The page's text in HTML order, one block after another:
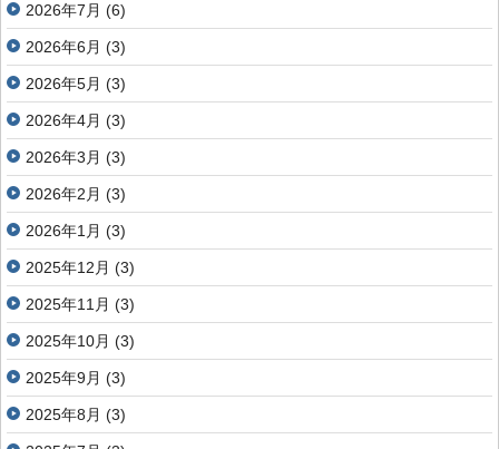
2026年7月 (6)
2026年6月 (3)
2026年5月 (3)
2026年4月 (3)
2026年3月 (3)
2026年2月 (3)
2026年1月 (3)
2025年12月 (3)
2025年11月 (3)
2025年10月 (3)
2025年9月 (3)
2025年8月 (3)